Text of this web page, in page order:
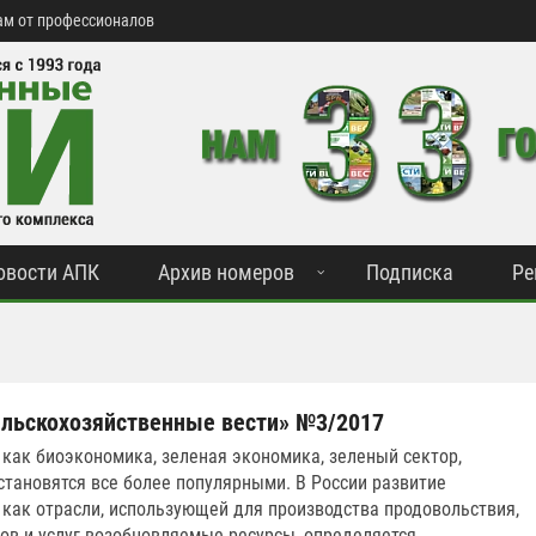
от профессионалов
АПК Архив номеров Подписка
вести» №3/2017
биоэкономика, зеленая экономика, зеленый сектор,
все более популярными. В России развитие
отрасли, использующей для производства продовольствия,